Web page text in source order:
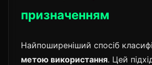
призначенням
Найпоширеніший спосіб
метою використання. Цей